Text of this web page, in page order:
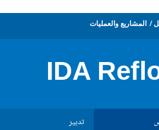
المشاريع والعمليات
IDA
تدبير